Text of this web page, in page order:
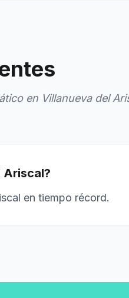
en Villanueva del
Ariscal?
en tiempo récord.